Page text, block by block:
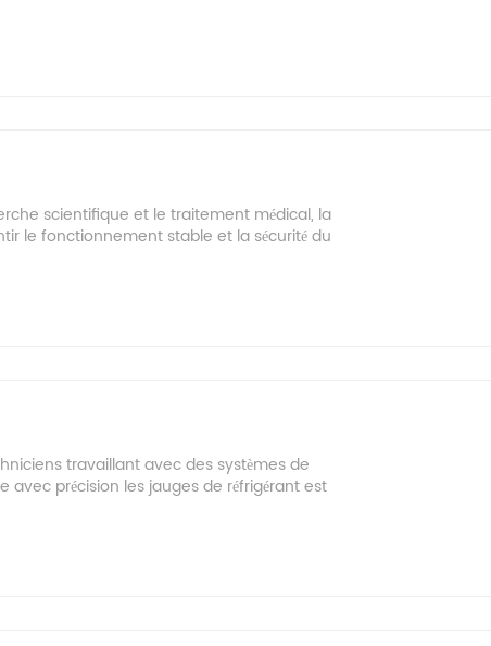
scientifique et le traitement médical, la
le fonctionnement stable et la sécurité du
travaillant avec des systèmes de
précision les jauges de réfrigérant est